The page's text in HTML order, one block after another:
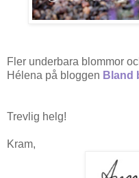
Fler underbara blommor
Hélena på bloggen Bland
Trevlig helg!
Kram,